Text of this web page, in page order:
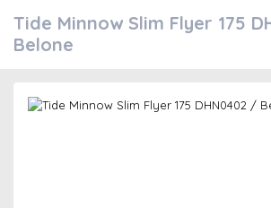
Tide Minnow Slim Flyer 175
Belone